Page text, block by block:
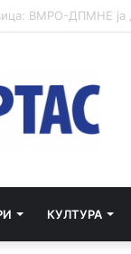
НА
КУЛТУРА